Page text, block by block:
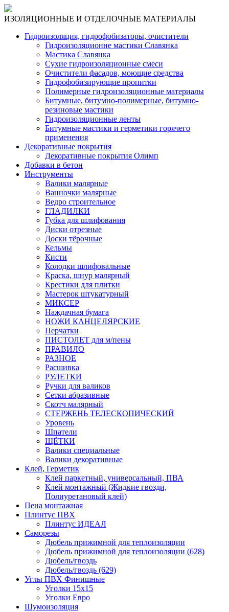
ИЗОЛЯЦИОННЫЕ И ОТДЕЛОЧНЫЕ МАТЕРИАЛЫ
Гидроизоляция, гидрофобизаторы, очистители
Гидроизоляционне мастики Славянка
Мастика Славянка
Сухие гидроизоляционные смеси
Очистители фасадов, моющие средства
Гидрофобизирующие пропитки
Полимерные гидроизоляционные материалы
Битумные, битумно-полимерные, битумно-
резиновые мастики
Гидроизоляционные ленты
Битумные мастики и герметики горячего
применения
Декоративные покрытия
Декоративные покрытия Олимп
Добавки в бетон
Инструменты
Валики малярные
Ванночки малярные
Ведро строительное
ГЛАДИЛКИ
Губка для шлифования
Диски отрезные
Доски тёрочные
Кельмы
Кисти
Колодки шлифовальные
Краска, шнур малярный
Крестики для плитки
Мастерок штукатурный
МИКСЕР
Наждачная бумага
НОЖИ КАНЦЕЛЯРСКИЕ
Перчатки
ПИСТОЛЕТ для м/пены
ПРАВИЛО
РАЗНОЕ
Расшивка
РУЛЕТКИ
Ручки для валиков
Сетки абразивные
Скотч малярный
СТЕРЖЕНЬ ТЕЛЕСКОПИЧЕСКИЙ
Уровень
Шпатели
ЩЁТКИ
Валики специальные
Валики декоративные
Клей, Герметик
Клей паркетный, универсальный, ПВА
Клей монтажный (Жидкие гвозди,
Полиуретановый клей)
Пена монтажная
Плинтус ПВХ
Плинтус ИДЕАЛ
Саморезы
Дюбель прижимной для теплоизоляции
Дюбель прижимной для теплоизоляции (628)
Дюбель/гвоздь
Дюбель/гвоздь (629)
Углы ПВХ Финишные
Уголки 15х15
Уголки Евро
Шумоизоляция